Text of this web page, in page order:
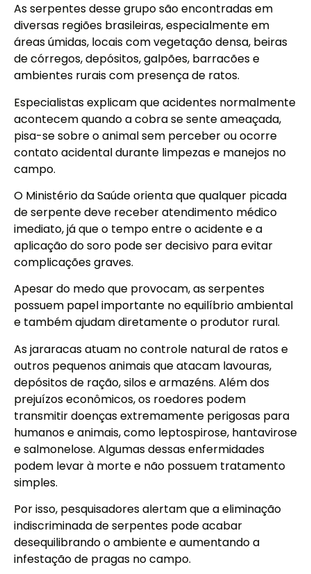
As serpentes desse grupo são encontradas em
diversas regiões brasileiras, especialmente em
áreas úmidas, locais com vegetação densa, beiras
de córregos, depósitos, galpões, barracões e
ambientes rurais com presença de ratos.
Especialistas explicam que acidentes normalmente
acontecem quando a cobra se sente ameaçada,
pisa-se sobre o animal sem perceber ou ocorre
contato acidental durante limpezas e manejos no
campo.
O Ministério da Saúde orienta que qualquer picada
de serpente deve receber atendimento médico
imediato, já que o tempo entre o acidente e a
aplicação do soro pode ser decisivo para evitar
complicações graves.
Apesar do medo que provocam, as serpentes
possuem papel importante no equilíbrio ambiental
e também ajudam diretamente o produtor rural.
As jararacas atuam no controle natural de ratos e
outros pequenos animais que atacam lavouras,
depósitos de ração, silos e armazéns. Além dos
prejuízos econômicos, os roedores podem
transmitir doenças extremamente perigosas para
humanos e animais, como leptospirose, hantavirose
e salmonelose. Algumas dessas enfermidades
podem levar à morte e não possuem tratamento
simples.
Por isso, pesquisadores alertam que a eliminação
indiscriminada de serpentes pode acabar
desequilibrando o ambiente e aumentando a
infestação de pragas no campo.